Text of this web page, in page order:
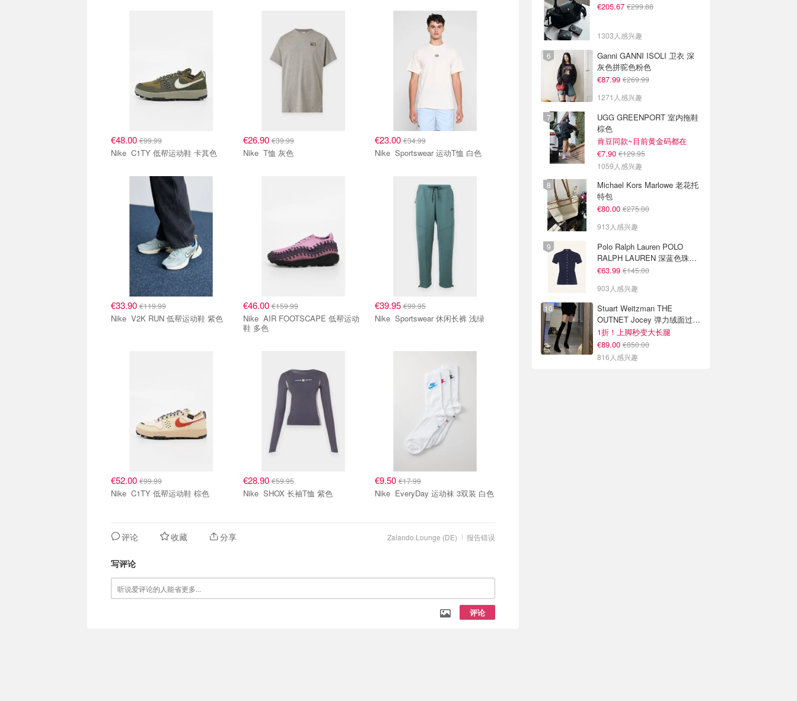
€48.00 €99.99
Nike C1TY 低帮运动鞋 卡其色
€26.90€39.99
Nike T恤 灰色
€23.00 €34.99
Nike Sportswear 运动T恤 白色
€33.90 €119.99
Nike V2K RUN 低帮运动鞋 紫色
€46.00€159.99
Nike AIR FOOTSCAPE 低帮运动
鞋 多色
€39.95 €99.95
Nike Sportswear 休闲长裤 浅绿
€52.00 €99.99
Nike C1TY 低帮运动鞋 棕色
€28.90€59.95
Nike SHOX 长袖T恤 紫色
€9.50 €17.99
Nike EveryDay 运动袜 3双装 白色
报告错误
Zalando Lounge (DE)
评论 收藏 分享
写评论
评论
€205.67 €299.88
1303人感兴趣
Ganni GANNI ISOLI 卫衣 深
灰色拼驼色粉色
€87.99 €269.99
1271人感兴趣
UGG GREENPORT 室内拖鞋
棕色
肯豆同款~目前黄金码都在
€7.90 €129.95
1059人感兴趣
Michael Kors Marlowe 老花托
特包
€80.00 €275.00
913人感兴趣
Polo Ralph Lauren POLO
RALPH LAUREN 深蓝色珠地
布 Polo衫
€63.99 €145.00
903人感兴趣
Stuart Weitzman THE
OUTNET Jocey 弹力绒面过膝
靴
1折！上脚秒变大长腿
€89.00 €850.00
816人感兴趣